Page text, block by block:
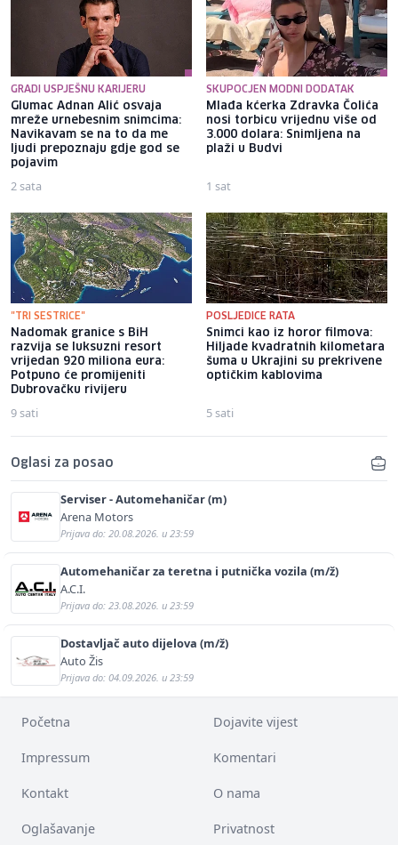
GRADI USPJEŠNU KARIJERU
Glumac Adnan Alić osvaja
mreže urnebesnim snimcima:
Navikavam se na to da me
ljudi prepoznaju gdje god se
pojavim
2 sata
SKUPOCJEN MODNI DODATAK
Mlađa kćerka Zdravka Čolića
nosi torbicu vrijednu više od
3.000 dolara: Snimljena na
plaži u Budvi
1 sat
"TRI SESTRICE"
Nadomak granice s BiH
razvija se luksuzni resort
vrijedan 920 miliona eura:
Potpuno će promijeniti
Dubrovačku rivijeru
9 sati
POSLJEDICE RATA
Snimci kao iz horor filmova:
Hiljade kvadratnih kilometara
šuma u Ukrajini su prekrivene
optičkim kablovima
5 sati
Oglasi za posao
Serviser - Automehaničar (m)
Arena Motors
Prijava do: 20.08.2026. u 23:59
Automehaničar za teretna i putnička vozila (m/ž)
A.C.I.
Prijava do: 23.08.2026. u 23:59
Dostavljač auto dijelova (m/ž)
Auto Žis
Prijava do: 04.09.2026. u 23:59
Početna Dojavite vijest
Impressum Komentari
Kontakt O nama
Oglašavanje Privatnost